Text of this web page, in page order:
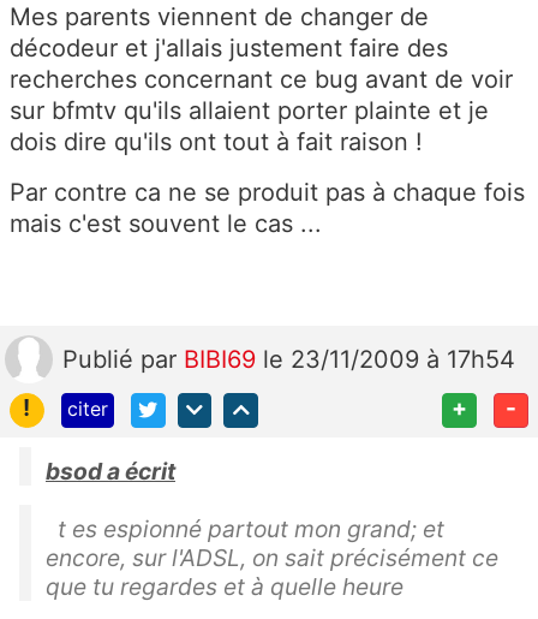
Mes parents viennent de changer de
décodeur et j'allais justement faire des
recherches concernant ce bug avant de voir
sur bfmtv qu'ils allaient porter plainte et je
dois dire qu'ils ont tout à fait raison !
Par contre ca ne se produit pas à chaque fois
mais c'est souvent le cas ...
Publié par BIBI69 le 23/11/2009 à 17h54
!
citer + -
bsod a écrit
t es espionné partout mon grand; et
encore, sur l'ADSL, on sait précisément ce
que tu regardes et à quelle heure